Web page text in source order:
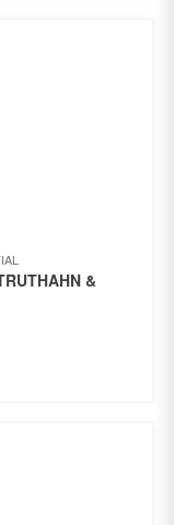
&